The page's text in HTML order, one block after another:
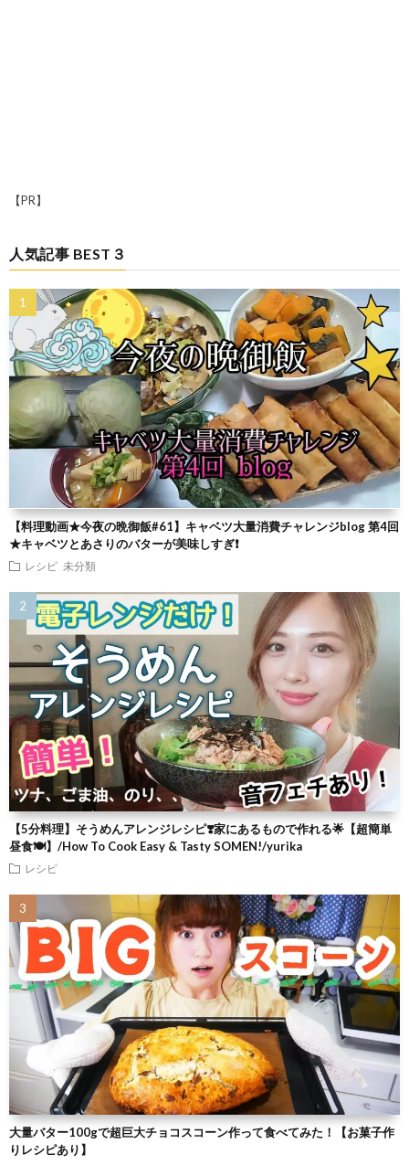
【PR】
人気記事 BEST３
【料理動画★今夜の晩御飯#61】キャベツ大量消費チャレンジblog 第4回
★キャベツとあさりのバターが美味しすぎ❗
レシピ 未分類
【5分料理】そうめんアレンジレシピ❣️家にあるもので作れる🌟【超簡単
昼食🍽】/How To Cook Easy & Tasty SOMEN!/yurika
レシピ
大量バター100gで超巨大チョコスコーン作って食べてみた！【お菓子作
りレシピあり】